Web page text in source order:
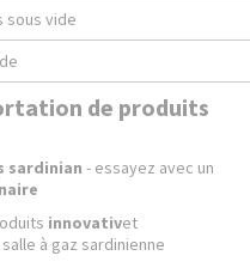
sous vide
de produits
sardinian - essayez avec un
innovativet
à gaz sardinienne